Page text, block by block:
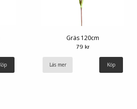
Gräs 120cm
79 kr
Läs mer